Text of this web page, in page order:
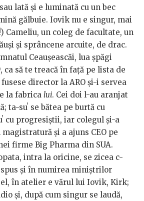
lată și e luminată cu un bec
gălbuie. Iovik nu e singur, mai
Cameliu, un coleg de facultate, un
și sprâncene arcuite, de drac.
Ceaușeascăi, lua șpăgi
ca să te treacă în față pe lista de
director la ARO și-i servea
la fabrica lui. Cei doi l-au aranjat
ta-suʼ se bătea pe burtă cu
cu progresiștii, iar colegul și-a
și a ajuns CEO pe
firme Big Pharma din SUA.
intra la oricine, se zicea c-
spus și în numirea miniștrilor
el, în atelier e vărul lui Iovik, Kirk;
și, după cum singur se laudă,